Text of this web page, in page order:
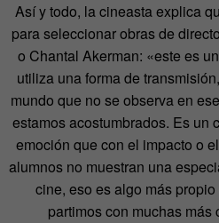
Así y todo, la cineasta explica
para seleccionar obras de
o Chantal Akerman: «este es
utiliza una forma de
mundo que no se observa en
estamos acostumbrados. Es un
emoción que con el impacto o
alumnos no muestran una
cine, eso es algo más
partimos con muchas